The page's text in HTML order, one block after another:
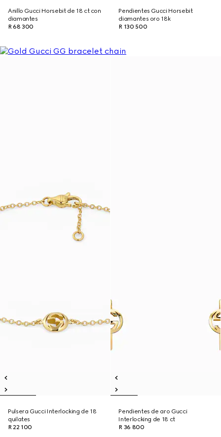
Anillo Gucci Horsebit de 18 ct con
diamantes
R 68 300
Pendientes Gucci Horsebit
diamantes oro 18k
R 130 500
Pulsera Gucci Interlocking de 18
quilates
R 22 100
Pendientes de aro Gucci
Interlocking de 18 ct
R 36 800